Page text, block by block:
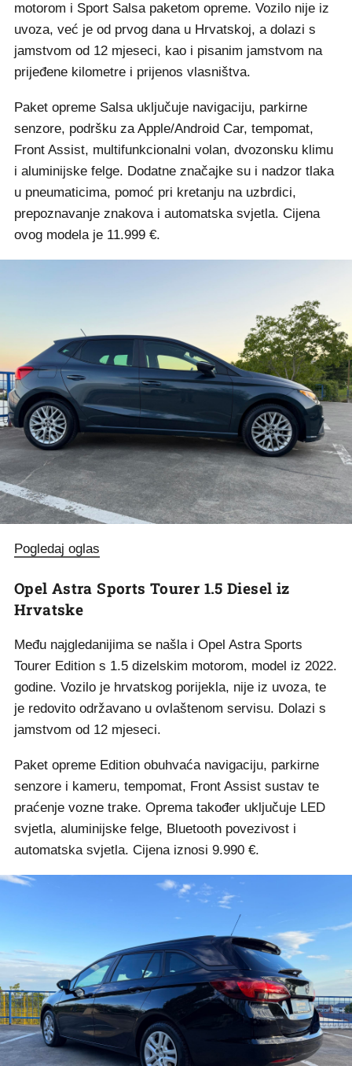
motorom i Sport Salsa paketom opreme. Vozilo nije iz
uvoza, već je od prvog dana u Hrvatskoj, a dolazi s
jamstvom od 12 mjeseci, kao i pisanim jamstvom na
prijeđene kilometre i prijenos vlasništva.
Paket opreme Salsa uključuje navigaciju, parkirne
senzore, podršku za Apple/Android Car, tempomat,
Front Assist, multifunkcionalni volan, dvozonsku klimu
i aluminijske felge. Dodatne značajke su i nadzor tlaka
u pneumaticima, pomoć pri kretanju na uzbrdici,
prepoznavanje znakova i automatska svjetla. Cijena
ovog modela je 11.999 €.
Pogledaj oglas
Opel Astra Sports Tourer 1.5 Diesel iz
Hrvatske
Među najgledanijima se našla i Opel Astra Sports
Tourer Edition s 1.5 dizelskim motorom, model iz 2022.
godine. Vozilo je hrvatskog porijekla, nije iz uvoza, te
je redovito održavano u ovlaštenom servisu. Dolazi s
jamstvom od 12 mjeseci.
Paket opreme Edition obuhvaća navigaciju, parkirne
senzore i kameru, tempomat, Front Assist sustav te
praćenje vozne trake. Oprema također uključuje LED
svjetla, aluminijske felge, Bluetooth povezivost i
automatska svjetla. Cijena iznosi 9.990 €.